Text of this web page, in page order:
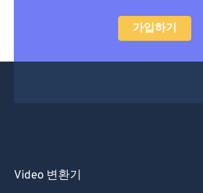
가입하기
Video 변환기